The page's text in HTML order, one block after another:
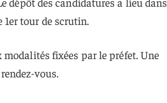
1er tour de scrutin.
fixées par le préfet. Une
vous.